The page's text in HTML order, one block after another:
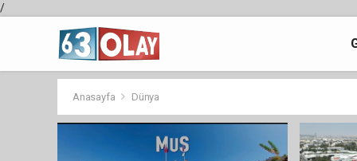
/
Anasayfa Dünya